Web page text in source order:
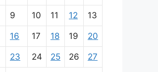
9 10 11 12 13
16 17 18 19 20
23 24 25 26 27